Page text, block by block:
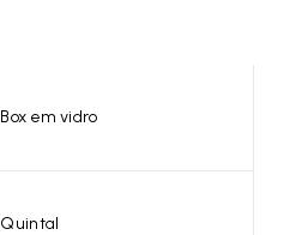
Box em vidro
Quintal